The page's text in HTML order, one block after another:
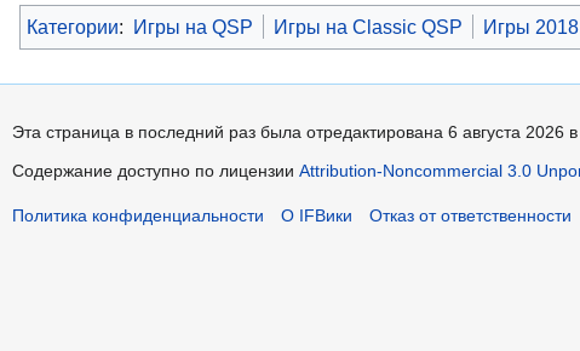
Категории: Игры на QSP Игры на Classic QSP Игры 2018
Эта страница в последний раз была отредактирована 6 августа 2026 в
Содержание доступно по лицензииAttribution-Noncommercial 3.0
Политика конфиденциальности О IFВики Отказ от ответственности